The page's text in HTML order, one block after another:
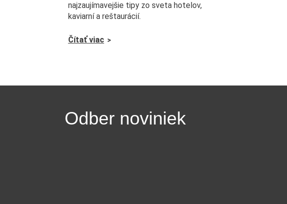
najzaujímavejšie tipy zo sveta hotelov,
kaviarní a reštaurácií.
Čítať viac
Odber noviniek